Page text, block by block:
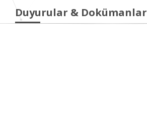
Duyurular & Dokümanlar